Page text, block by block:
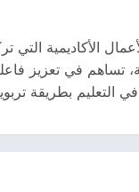
الأكاديمية التي
في تعزيز
التعليم بطريقة